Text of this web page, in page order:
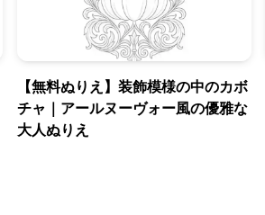
【無料ぬりえ】装飾模様の中のカボ
チャ｜アールヌーヴォー風の優雅な
大人ぬりえ